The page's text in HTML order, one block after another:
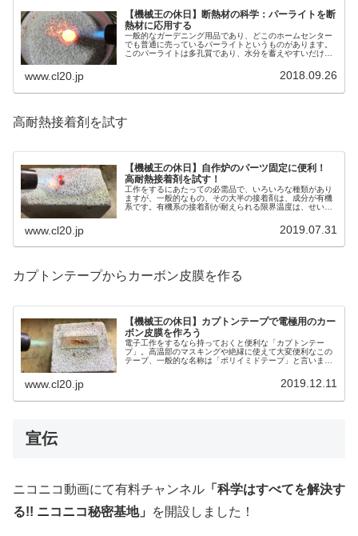
【機械王の休日】断熱材の科学：パーライトを断
熱材に応用する
一般的なガーデニング用品であり、どこのホームセンター
でも普通に売っているパーライトというものがあります。
このパーライトは多孔質であり、水分を蓄えやすいだけで
www.cl20.jp 2018.09.26
高耐熱接着剤を試す
【機械王の休日】自作炉のパーツ固定に便利！
高耐熱接着剤を試す！
工作をするにあたっての必需品で、いろいろな種類があり
ますが、一般的なもの、その大半の接着剤は、成分が有機
系です。有機系の接着剤が耐えられる限界温度は、せいぜ
www.cl20.jp 2019.07.31
カプトンテープからカーボン皮膜を作る
【機械王の休日】カプトンテープで電極用のカー
ボン皮膜を作ろう
電子工作をするなら持っておくと便利な「カプトンテー
プ」。高温部のマスキングや絶縁に使えて大変便利なこの
テープ、一般的な名称は「ポリイミドテープ」と言いま
www.cl20.jp 2019.12.11
宣伝
ニコニコ動画にて有料チャンネル 「科学はすべてを解決す
る!! ニコニコ秘密基地」
を開設しました！